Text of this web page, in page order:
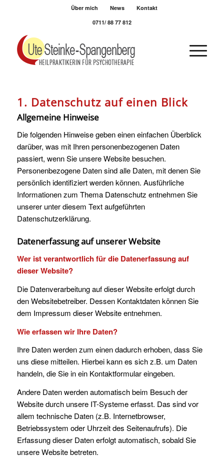
Über mich News
Kontakt
0711/ 88 77 812
1. Datenschutz auf einen Blick
Allgemeine Hinweise
Die folgenden Hinweise geben einen einfachen Überblick
darüber, was mit Ihren personenbezogenen Daten
passiert, wenn Sie unsere Website besuchen.
Personenbezogene Daten sind alle Daten, mit denen Sie
persönlich identifiziert werden können. Ausführliche
Informationen zum Thema Datenschutz entnehmen Sie
unserer unter diesem Text aufgeführten
Datenschutzerklärung.
Datenerfassung auf unserer Website
Wer ist verantwortlich für die Datenerfassung auf
dieser Website?
Die Datenverarbeitung auf dieser Website erfolgt durch
den Websitebetreiber. Dessen Kontaktdaten können Sie
dem Impressum dieser Website entnehmen.
Wie erfassen wir Ihre Daten?
Ihre Daten werden zum einen dadurch erhoben, dass Sie
uns diese mitteilen. Hierbei kann es sich z.B. um Daten
handeln, die Sie in ein Kontaktformular eingeben.
Andere Daten werden automatisch beim Besuch der
Website durch unsere IT-Systeme erfasst. Das sind vor
allem technische Daten (z.B. Internetbrowser,
Betriebssystem oder Uhrzeit des Seitenaufrufs). Die
Erfassung dieser Daten erfolgt automatisch, sobald Sie
unsere Website betreten.